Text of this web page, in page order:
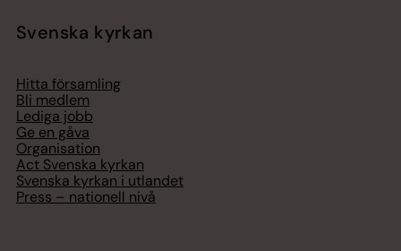
Svenska kyrkan
Hitta församling
Bli medlem
Lediga jobb
Ge en gåva
Organisation
Act Svenska kyrkan
Svenska kyrkan i utlandet
Press – nationell nivå